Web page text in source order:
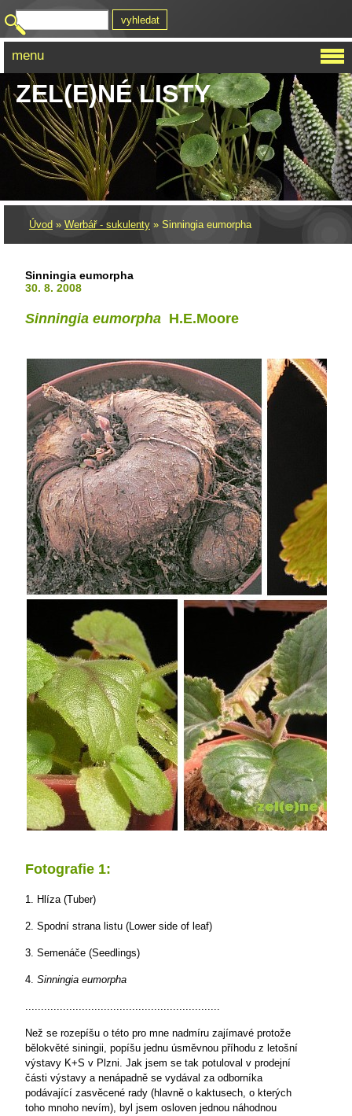
ZEL(E)NÉ LISTY
Úvod » Werbář - sukulenty » Sinningia eumorpha
Sinningia eumorpha
30. 8. 2008
Sinningia eumorpha H.E.Moore
Fotografie 1:
1. Hlíza (Tuber)
2. Spodní strana listu (Lower side of leaf)
3. Semenáče (Seedlings)
4. Sinningia eumorpha
..............................................................
Než se rozepíšu o této pro mne nadmíru zajímavé protože
bělokvěté siningii, popíšu jednu úsměvnou příhodu z letošní
výstavy K+S v Plzni. Jak jsem se tak potuloval v prodejní
části výstavy a nenápadně se vydával za odborníka
podávající zasvěcené rady (hlavně o kaktusech, o kterých
toho mnoho nevím), byl jsem osloven jednou náhodnou
menu